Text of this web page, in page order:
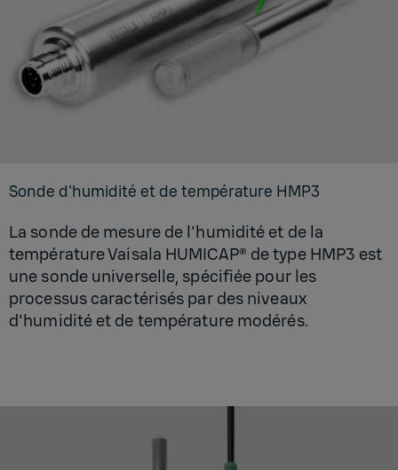
Sonde d'hu­mi­dité et de tem­pé­ra­ture HMP3
La sonde de mesure de l'humidité et de la
température Vaisala HUMICAP® de type HMP3 est
une sonde universelle, spécifiée pour les
processus caractérisés par des niveaux
d'humidité et de température modérés.